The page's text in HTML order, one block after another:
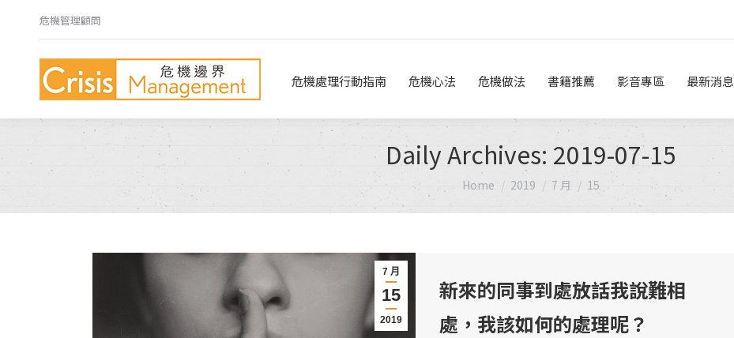
危機管理顧問
危機處理行動指南 危機心法 危機做法 書籍推薦 影音專區 最新消息
Daily Archives: 2019-07-15
You are here:
Home 2019 7 月 15
7 月
15
2019
新來的同事到處放話我說難相
處，我該如何的處理呢？